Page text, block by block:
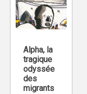
Alpha, la
tragique
odyssée
des
migrants